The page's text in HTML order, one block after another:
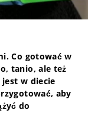
Co gotować w
tanio, ale też
w diecie
aby
do